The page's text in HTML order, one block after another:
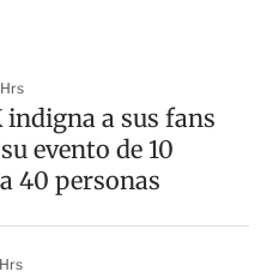
indigna a sus fans
evento de 10
40 personas